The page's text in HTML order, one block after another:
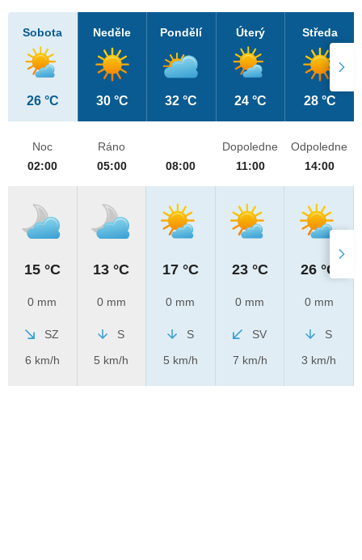
Sobota
26 °C
Neděle
30 °C
Pondělí
32 °C
Úterý
24 °C
Středa
28 °C
Noc
02:00
15 °C
0 mm
SZ
6 km/h
Ráno
05:00
13 °C
0 mm
S
5 km/h
08:00
17 °C
0 mm
S
5 km/h
Dopoledne
11:00
23 °C
0 mm
SV
7 km/h
Odpoledne
14:00
26 °C
0 mm
S
3 km/h